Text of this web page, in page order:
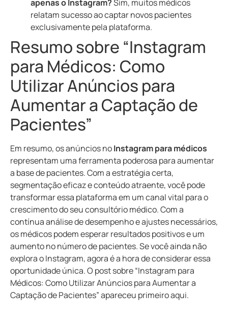
apenas o Instagram?Sim, muitos médicos
relatam sucesso ao captar novos pacientes
exclusivamente pela plataforma.
Resumo sobre “Instagram
para Médicos: Como
Utilizar Anúncios para
Aumentar a Captação de
Pacientes”
Em resumo, os anúncios noInstagram para médicos
representam uma ferramenta poderosa para aumentar
a base de pacientes. Com a estratégia certa,
segmentação eficaz e conteúdo atraente, você pode
transformar essa plataforma em um canal vital para o
crescimento do seu consultório médico. Com a
contínua análise de desempenho e ajustes necessários,
os médicos podem esperar resultados positivos e um
aumento no número de pacientes. Se você ainda não
explora o Instagram, agora é a hora de considerar essa
oportunidade única. O post sobre “Instagram para
Médicos: Como Utilizar Anúncios para Aumentar a
Captação de Pacientes” apareceu primeiro aqui.